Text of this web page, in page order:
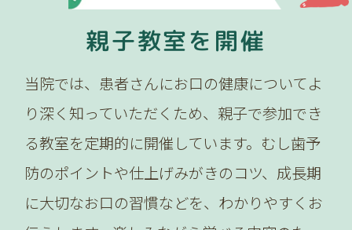
親子教室を開催
当院では、患者さんにお口の健康についてよ
り深く知っていただくため、親子で参加でき
る教室を定期的に開催しています。むし歯予
防のポイントや仕上げみがきのコツ、成長期
に大切なお口の習慣などを、わかりやすくお